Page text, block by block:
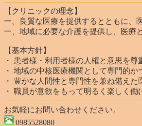
【クリニックの理念】
一、良質な医療を提供するとともに、
一、地域に必要な介護を提供し、医療
【基本方針】
・ 患者様・利用者様の人権と意思を
・ 地域の中核医療機関として専門的
・ 豊かな人間性と専門性を兼ね備えた
・ 職員が意欲をもって明るく楽しく働
お気軽にお問い合わせください。
0985528080